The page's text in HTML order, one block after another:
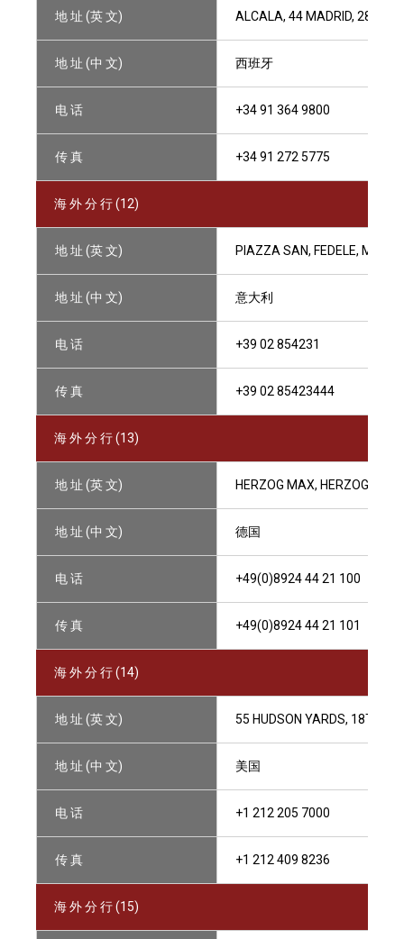
地 址 (英 文) ALCALA, 44 MADRID, 28014
地 址 (中 文) 西班牙
电 话 +34 91 364 9800
传 真 +34 91 272 5775
海 外 分 行 (12)
地 址 (英 文) PIAZZA SAN, FEDELE,
地 址 (中 文) 意大利
电 话 +39 02 854231
传 真 +39 02 85423444
海 外 分 行 (13)
地 址 (英 文) HERZOG MAX, HERZOG-
地 址 (中 文) 德国
电 话 +49(0)8924 44 21 100
传 真 +49(0)8924 44 21 101
海 外 分 行 (14)
地 址 (英 文) 55 HUDSON YARDS, 18TH
地 址 (中 文) 美国
电 话 +1 212 205 7000
传 真 +1 212 409 8236
海 外 分 行 (15)